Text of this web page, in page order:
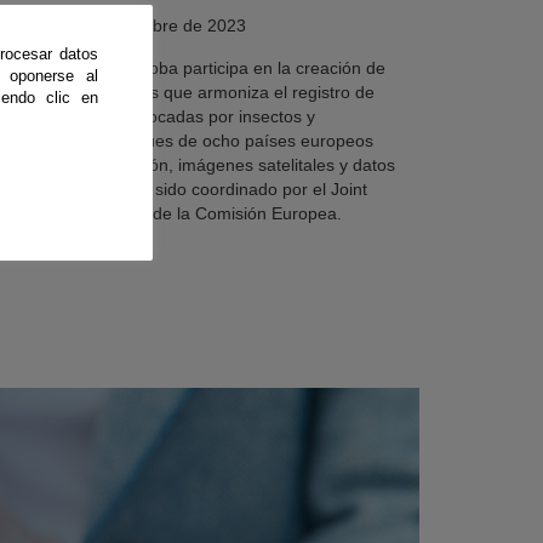
07 de noviembre de 2023
de Córdoba participa en la creación de
base de datos que armoniza el registro de
provocadas por insectos y
en bosques de ocho países europeos
teledetección, imágenes satelitales y datos
El trabajo ha sido coordinado por el Joint
Centre (JRC) de la Comisión Europea.
datos
al
clic en